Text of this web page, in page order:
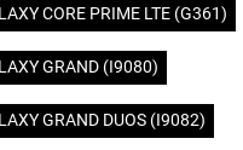
CORE PRIME LTE (G361)
GRAND (I9080)
GRAND DUOS (I9082)